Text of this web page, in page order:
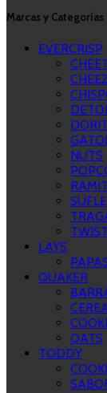
Marcas y Categorías
EVERCRISP
NUTS
SUFLE
LAYS
QUAKER
OATS
TODDY